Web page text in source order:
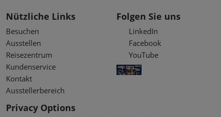
Nützliche Links
Besuchen
Ausstellen
Reisezentrum
Kundenservice
Kontakt
Ausstellerbereich
Folgen Sie uns
LinkedIn
Facebook
YouTube
Privacy Options